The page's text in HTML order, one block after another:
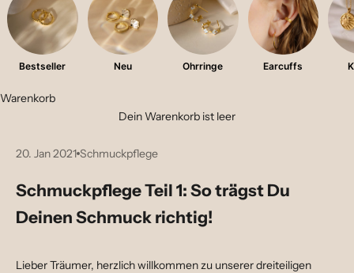
Bestseller Neu Ohrringe Earcuffs
Warenkorb
Dein Warenkorb ist leer
20. Jan 2021 Schmuckpflege
Schmuckpflege Teil 1: So trägst Du
Deinen Schmuck richtig!
Lieber Träumer, herzlich willkommen zu unserer dreiteiligen